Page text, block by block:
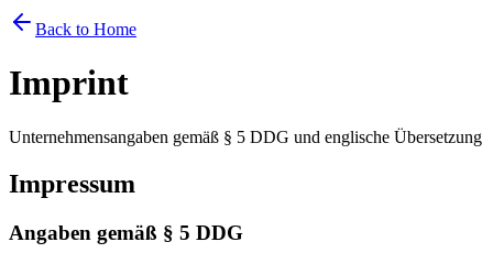
Back to Home
Imprint
Unternehmensangaben gemäß § 5 DDG und englische Übersetzung
Impressum
Angaben gemäß § 5 DDG